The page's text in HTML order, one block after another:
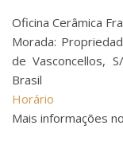
Oficina Cerâmica
Morada:
de Vasconcellos,
Brasil
Horário
Mais informações no